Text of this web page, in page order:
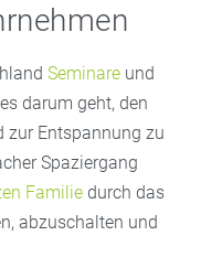
Seminare und
darum geht, den
zur Entspannung zu
Spaziergang
Familie durch das
abzuschalten und